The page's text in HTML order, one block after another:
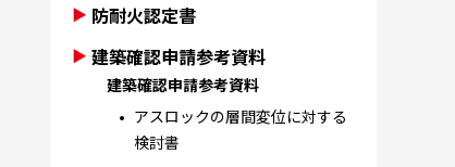
防耐火認定書
建築確認申請参考資料
建築確認申請参考資料
アスロックの層間変位に対する
検討書